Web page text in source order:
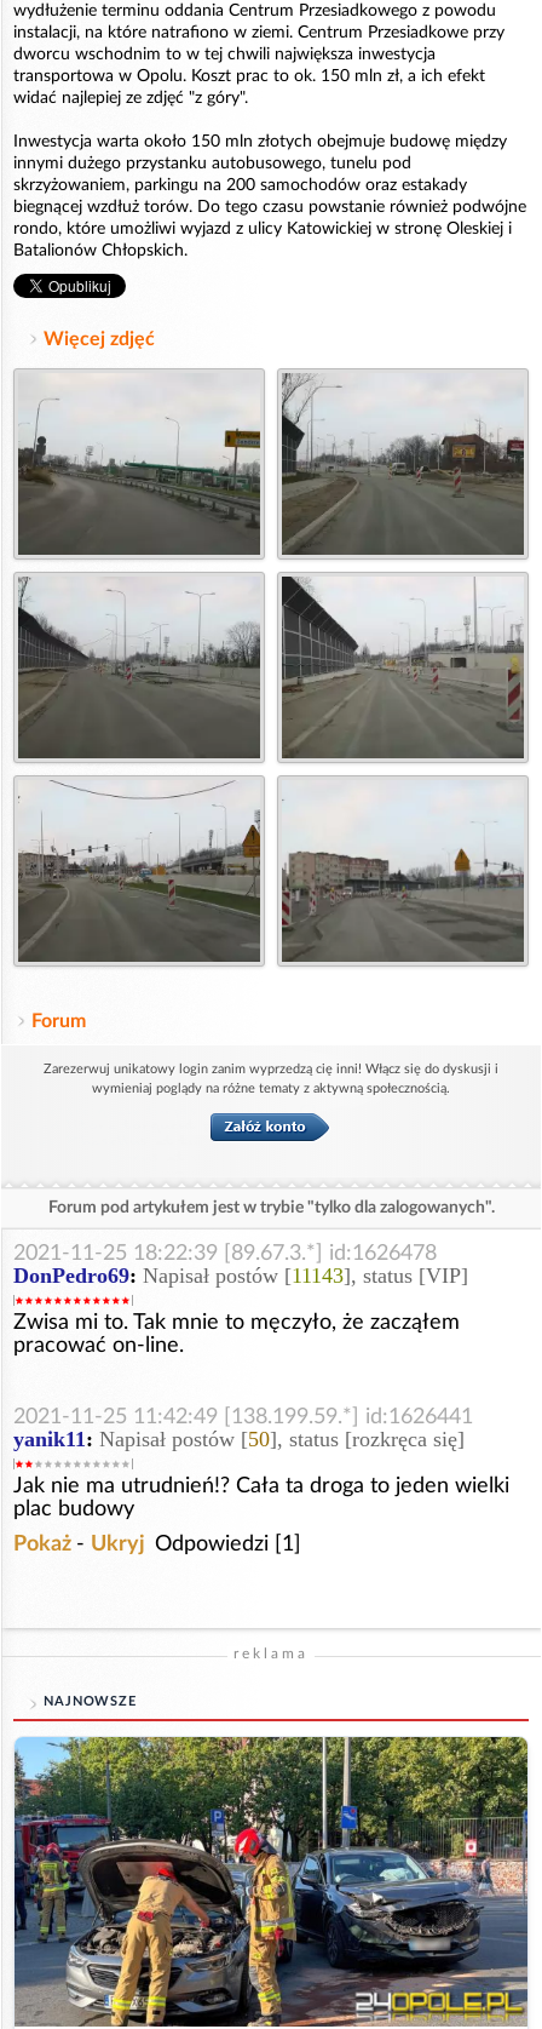
wydłużenie terminu oddania Centrum Przesiadkowego z powodu
instalacji, na które natrafiono w ziemi. Centrum Przesiadkowe przy
dworcu wschodnim to w tej chwili największa inwestycja
transportowa w Opolu. Koszt prac to ok. 150 mln zł, a ich efekt
widać najlepiej ze zdjęć "z góry".
Inwestycja warta około 150 mln złotych obejmuje budowę między
innymi dużego przystanku autobusowego, tunelu pod
skrzyżowaniem, parkingu na 200 samochodów oraz estakady
biegnącej wzdłuż torów. Do tego czasu powstanie również podwójne
rondo, które umożliwi wyjazd z ulicy Katowickiej w stronę Oleskiej i
Batalionów Chłopskich.
Więcej zdjęć
Forum
Zarezerwuj unikatowy login zanim wyprzedzą cię inni! Włącz się do dyskusji i
wymieniaj poglądy na różne tematy z aktywną społecznością.
Forum pod artykułem jest w trybie "tylko dla zalogowanych".
2021-11-25 18:22:39 [89.67.3.*] id:1626478
DonPedro69: Napisał postów [11143], status [VIP]
Zwisa mi to. Tak mnie to męczyło, że zacząłem
pracować on-line.
2021-11-25 11:42:49 [138.199.59.*] id:1626441
yanik11: Napisał postów [50], status [rozkręca się]
Jak nie ma utrudnień!? Cała ta droga to jeden wielki
plac budowy
Pokaż - Ukryj Odpowiedzi [1]
reklama
NAJNOWSZE